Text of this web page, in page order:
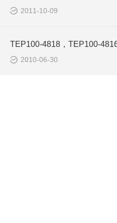
2011-10-09
2010-06-30